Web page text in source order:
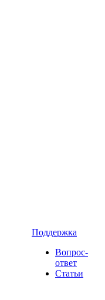
Поддержка
Вопрос-
ответ
Статьи